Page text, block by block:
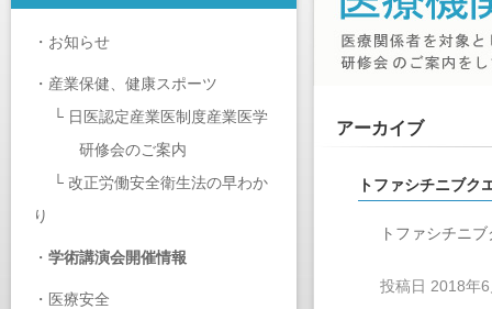
・ お知らせ
・ 産業保健、健康スポーツ
└ 日医認定産業医制度産業医学
研修会のご案内
└ 改正労働安全衛生法の早わか
り
・ 学術講演会開催情報
・ 医療安全
アーカイブ
トファシチニブク
トファシチニ
投稿日 2018年